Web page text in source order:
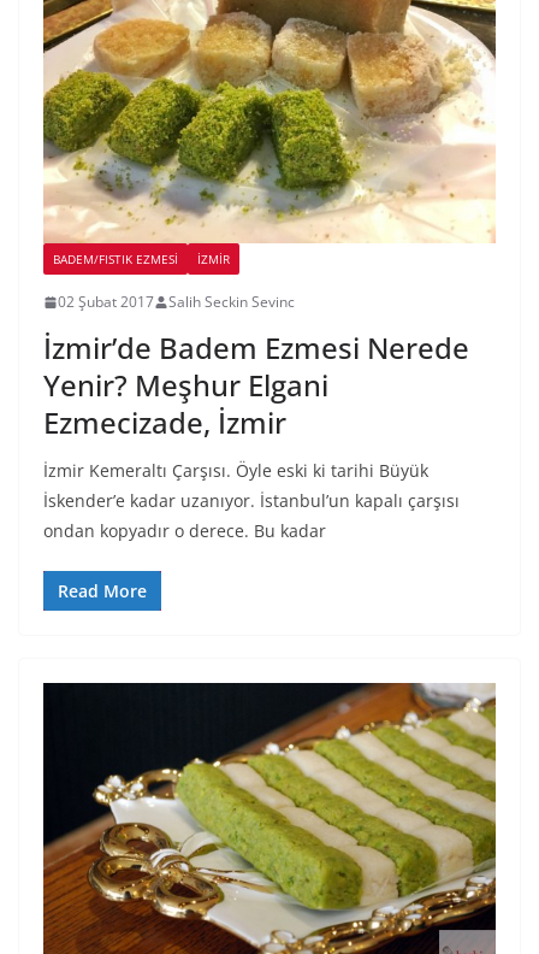
BADEM/FISTIK EZMESI İZMIR
02 Şubat 2017 Salih Seckin Sevinc
İzmir’de Badem Ezmesi Nerede
Yenir? Meşhur Elgani
Ezmecizade, İzmir
İzmir Kemeraltı Çarşısı. Öyle eski ki tarihi Büyük
İskender’e kadar uzanıyor. İstanbul’un kapalı çarşısı
ondan kopyadır o derece. Bu kadar
Read More